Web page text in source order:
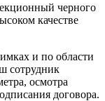
черного
качестве
и по области
сотрудник
осмотра
договора.